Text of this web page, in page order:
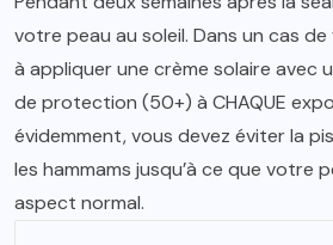
votre peau au soleil. Dans un cas de
à appliquer une crème solaire avec
de protection (50+) à CHAQUE
évidemment, vous devez éviter la
les hammams jusqu’à ce que votre
aspect normal.